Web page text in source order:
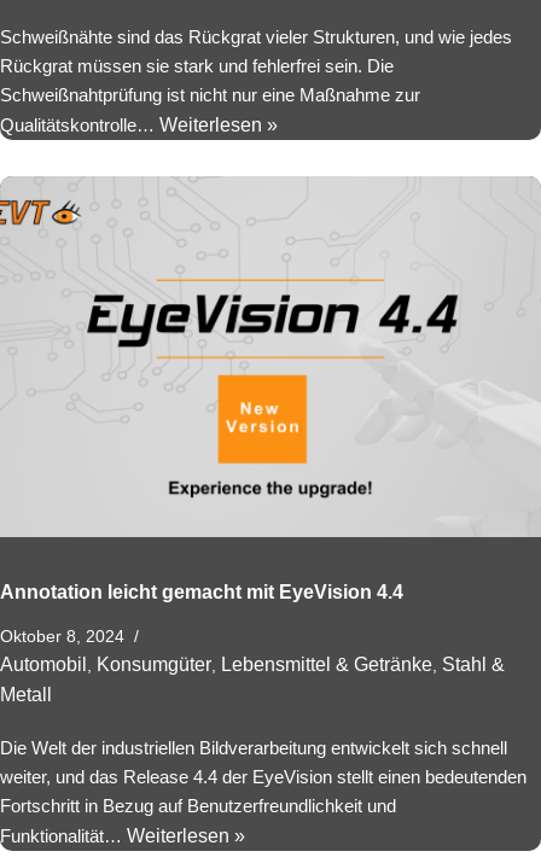
Schweißnähte sind das Rückgrat vieler Strukturen, und wie jedes
Rückgrat müssen sie stark und fehlerfrei sein. Die
Schweißnahtprüfung ist nicht nur eine Maßnahme zur
Qualitätskontrolle… Weiterlesen »
Annotation leicht gemacht mit EyeVision 4.4
Oktober 8, 2024
Automobil Konsumgüter Lebensmittel & Getränke Stahl &
Metall
Die Welt der industriellen Bildverarbeitung entwickelt sich schnell
weiter, und das Release 4.4 der EyeVision stellt einen bedeutenden
Fortschritt in Bezug auf Benutzerfreundlichkeit und
Funktionalität… Weiterlesen »